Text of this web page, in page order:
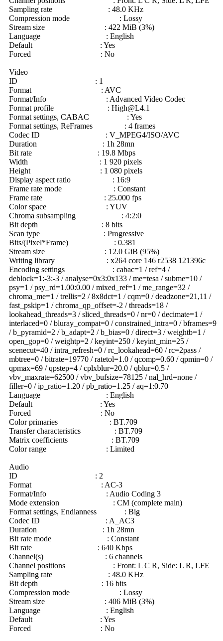
Sampling rate : 48.0 KHz
Compression mode : Lossy
Stream size : 422 MiB (3%)
Language : English
Default : Yes
Forced : No
Video
ID : 1
Format : AVC
Format/Info : Advanced Video Codec
Format profile : High@L4.1
Format settings, CABAC : Yes
Format settings, ReFrames : 4 frames
Codec ID : V_MPEG4/ISO/AVC
Duration : 1h 28mn
Bit rate : 19.8 Mbps
Width : 1 920 pixels
Height : 1 080 pixels
Display aspect ratio : 16:9
Frame rate mode : Constant
Frame rate : 25.000 fps
Color space : YUV
Chroma subsampling : 4:2:0
Bit depth : 8 bits
Scan type : Progressive
Bits/(Pixel*Frame) : 0.381
Stream size : 12.0 GiB (95%)
Writing library : x264 core 146 r2538 121396c
Encoding settings : cabac=1 / ref=4 /
deblock=1:-3:-3 / analyse=0x3:0x133 / me=tesa / subme=10 /
psy=1 / psy_rd=1.00:0.00 / mixed_ref=1 / me_range=32 /
chroma_me=1 / trellis=2 / 8x8dct=1 / cqm=0 / deadzone=21,11 /
fast_pskip=1 / chroma_qp_offset=-2 / threads=18 /
lookahead_threads=3 / sliced_threads=0 / nr=0 / decimate=1 /
interlaced=0 / bluray_compat=0 / constrained_intra=0 / bframes=9
/ b_pyramid=2 / b_adapt=2 / b_bias=0 / direct=3 / weightb=1 /
open_gop=0 / weightp=2 / keyint=250 / keyint_min=25 /
scenecut=40 / intra_refresh=0 / rc_lookahead=60 / rc=2pass /
mbtree=0 / bitrate=19770 / ratetol=1.0 / qcomp=0.60 / qpmin=0 /
qpmax=69 / qpstep=4 / cplxblur=20.0 / qblur=0.5 /
vbv_maxrate=62500 / vbv_bufsize=78125 / nal_hrd=none /
filler=0 / ip_ratio=1.20 / pb_ratio=1.25 / aq=1:0.70
Language : English
Default : Yes
Forced : No
Color primaries : BT.709
Transfer characteristics : BT.709
Matrix coefficients : BT.709
Color range : Limited
Audio
ID : 2
Format : AC-3
Format/Info : Audio Coding 3
Mode extension : CM (complete main)
Format settings, Endianness : Big
Codec ID : A_AC3
Duration : 1h 28mn
Bit rate mode : Constant
Bit rate : 640 Kbps
Channel(s) : 6 channels
Channel positions : Front: L C R, Side: L R, LFE
Sampling rate : 48.0 KHz
Bit depth : 16 bits
Compression mode : Lossy
Stream size : 406 MiB (3%)
Language : English
Default : Yes
Forced : No